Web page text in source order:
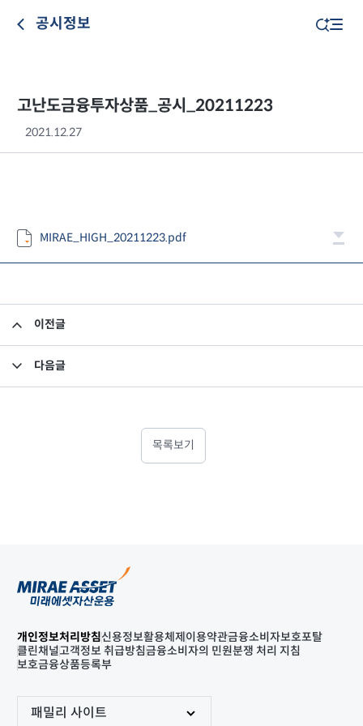
공시정보
고난도금융투자상품_공시_20211223
2021.12.27
MIRAE_HIGH_20211223.pdf
이전글
다음글
목록보기
개인정보처리방침신용정보활용체제 이용약관금융소비자보호포탈
클린채널고객정보 취급방침금융소비자의 민원분쟁 처리 지침
보호금융상품등록부
패밀리 사이트